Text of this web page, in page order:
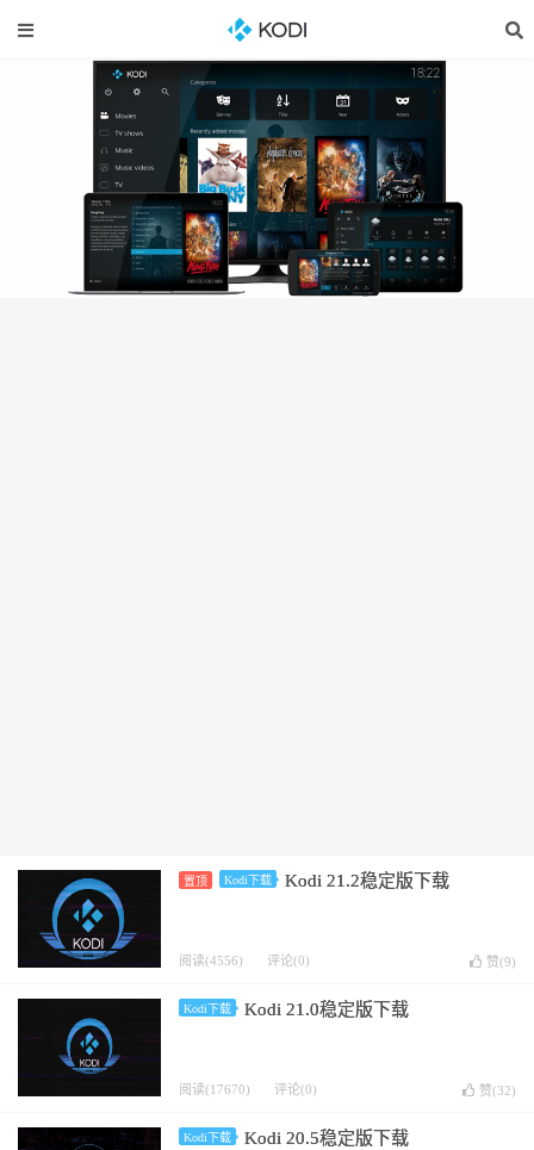
Kodi下载 Kodi 21.2稳定版下载
置顶
阅读(4556) 评论(0) 赞(9)
Kodi下载 Kodi 21.0稳定版下载
阅读(17670) 评论(0) 赞(32)
Kodi下载 Kodi 20.5稳定版下载